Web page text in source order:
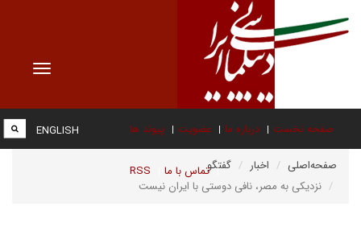
Toggle
صفحه نخست درباره ما عضویت پیوند ها
تماس با ما RSS
ENGLISH
صفحه‌اصلی اخبار
گفتگو
نزدیکی به مصر، نافی دوستی با ایران نیست